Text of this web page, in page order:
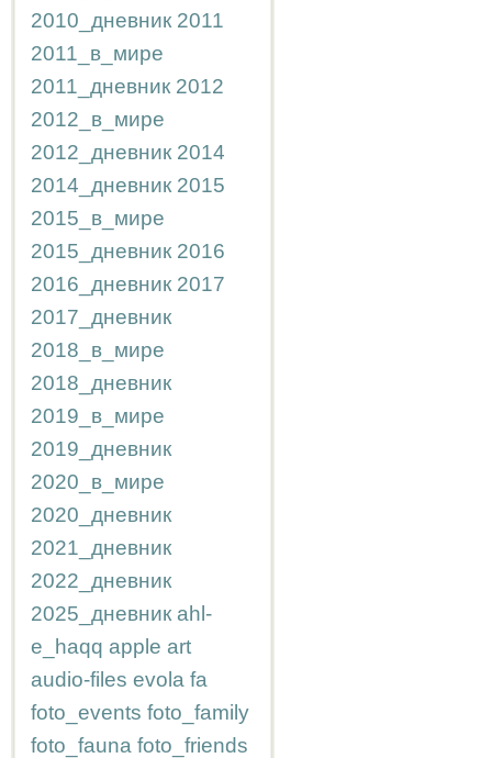
2010_дневник 2011
2011_в_мире
2011_дневник 2012
2012_в_мире
2012_дневник 2014
2014_дневник 2015
2015_в_мире
2015_дневник 2016
2016_дневник 2017
2017_дневник
2018_в_мире
2018_дневник
2019_в_мире
2019_дневник
2020_в_мире
2020_дневник
2021_дневник
2022_дневник
2025_дневник ahl-
e_haqq apple art
audio-files evola fa
foto_events foto_family
foto_fauna foto_friends